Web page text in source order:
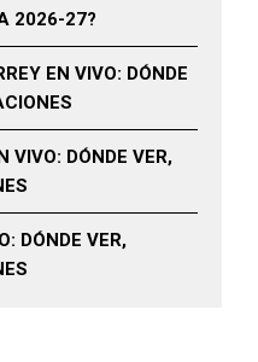
2026-27?
EN VIVO: DÓNDE
VIVO: DÓNDE VER,
DÓNDE VER,